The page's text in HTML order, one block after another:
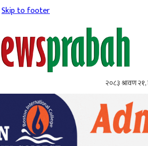
Skip to footer
२०८३ श्रावण २१,